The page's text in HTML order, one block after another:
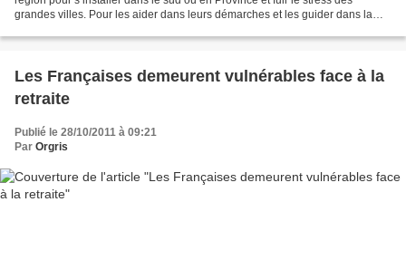
grandes villes. Pour les aider dans leurs démarches et les guider dans la
Les Françaises demeurent vulnérables face à la
retraite
Publié le 28/10/2011 à 09:21
Par Orgris